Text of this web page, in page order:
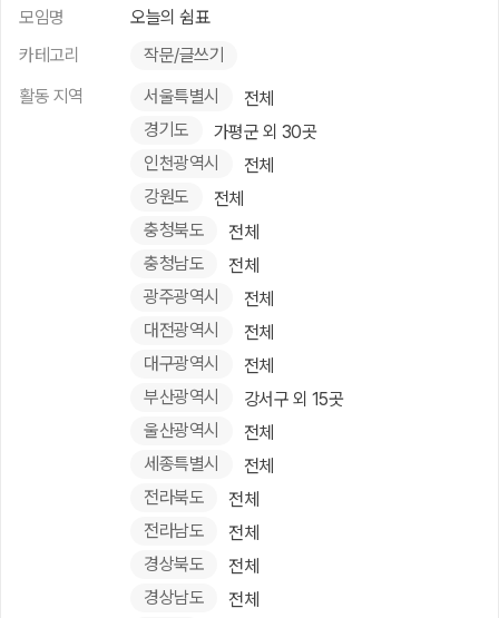
모임명
오늘의 쉼표
카테고리
작문/글쓰기
활동 지역
서울특별시
전체
경기도
가평군 외 30곳
인천광역시
전체
강원도
전체
충청북도
전체
충청남도
전체
광주광역시
전체
대전광역시
전체
대구광역시
전체
부산광역시
강서구 외 15곳
울산광역시
전체
세종특별시
전체
전라북도
전체
전라남도
전체
경상북도
전체
경상남도
전체